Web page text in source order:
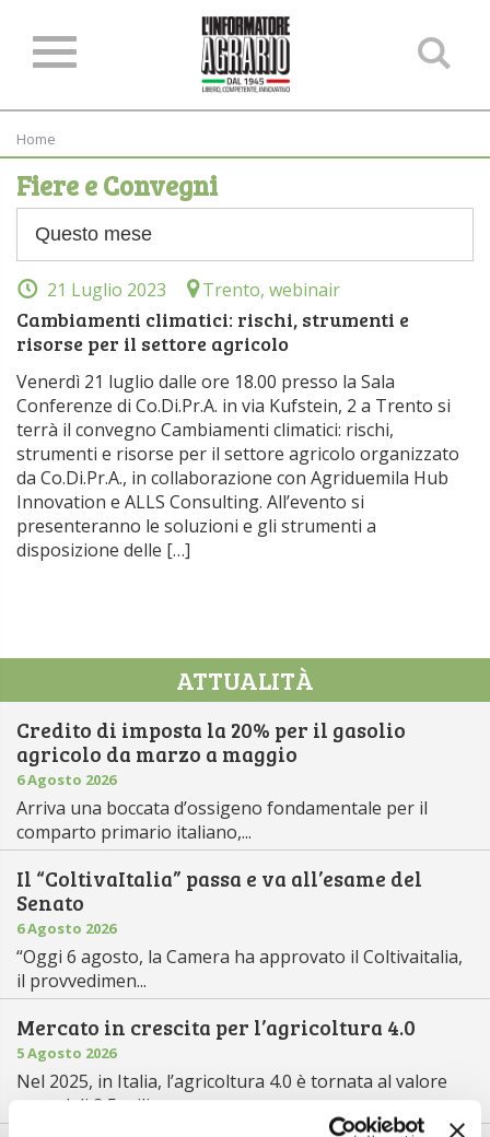
Home
Fiere e Convegni
21 Luglio 2023 Trento, webinair
Cambiamenti climatici: rischi, strumenti e
risorse per il settore agricolo
Venerdì 21 luglio dalle ore 18.00 presso la Sala
Conferenze di Co.Di.Pr.A. in via Kufstein, 2 a Trento si
terrà il convegno Cambiamenti climatici: rischi,
strumenti e risorse per il settore agricolo organizzato
da Co.Di.Pr.A., in collaborazione con Agriduemila Hub
Innovation e ALLS Consulting. All’evento si
presenteranno le soluzioni e gli strumenti a
disposizione delle […]
ATTUALITÀ
Credito di imposta la 20% per il gasolio
agricolo da marzo a maggio
6 Agosto 2026
Arriva una boccata d’ossigeno fondamentale per il
comparto primario italiano,...
Il “ColtivaItalia” passa e va all’esame del
Senato
6 Agosto 2026
“Oggi 6 agosto, la Camera ha approvato il Coltivaitalia,
il provvedimen...
Mercato in crescita per l’agricoltura 4.0
5 Agosto 2026
Nel 2025, in Italia, l’agricoltura 4.0 è tornata al valore
record di 2,5 mili...